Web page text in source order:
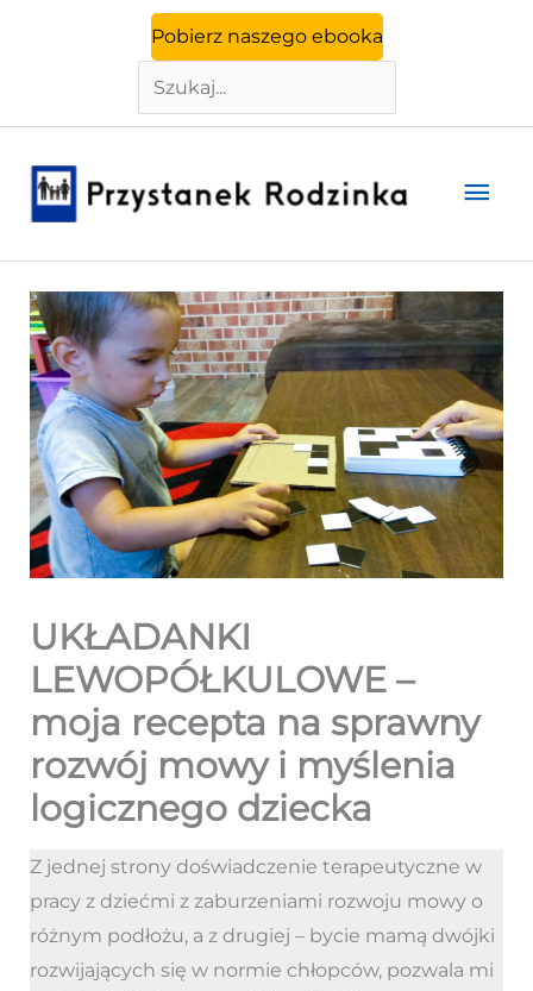
Pobierz naszego ebooka
Szukaj
UKŁADANKI
LEWOPÓŁKULOWE –
moja recepta na sprawny
rozwój mowy i myślenia
logicznego dziecka
Z jednej strony doświadczenie terapeutyczne w
pracy z dziećmi z zaburzeniami rozwoju mowy o
różnym podłożu, a z drugiej – bycie mamą dwójki
rozwijających się w normie chłopców, pozwala mi